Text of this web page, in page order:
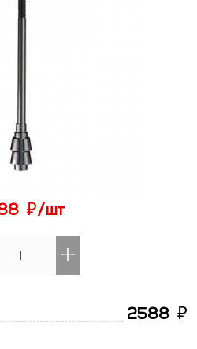
₽/шт
+
2588 ₽